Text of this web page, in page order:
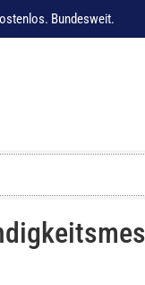
Bundesweit.